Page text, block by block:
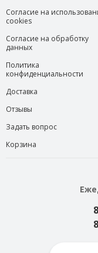
Согласие на
cookies
Согласие на обработку
данных
Политика
конфиденциальности
Доставка
Отзывы
Задать вопрос
Корзина